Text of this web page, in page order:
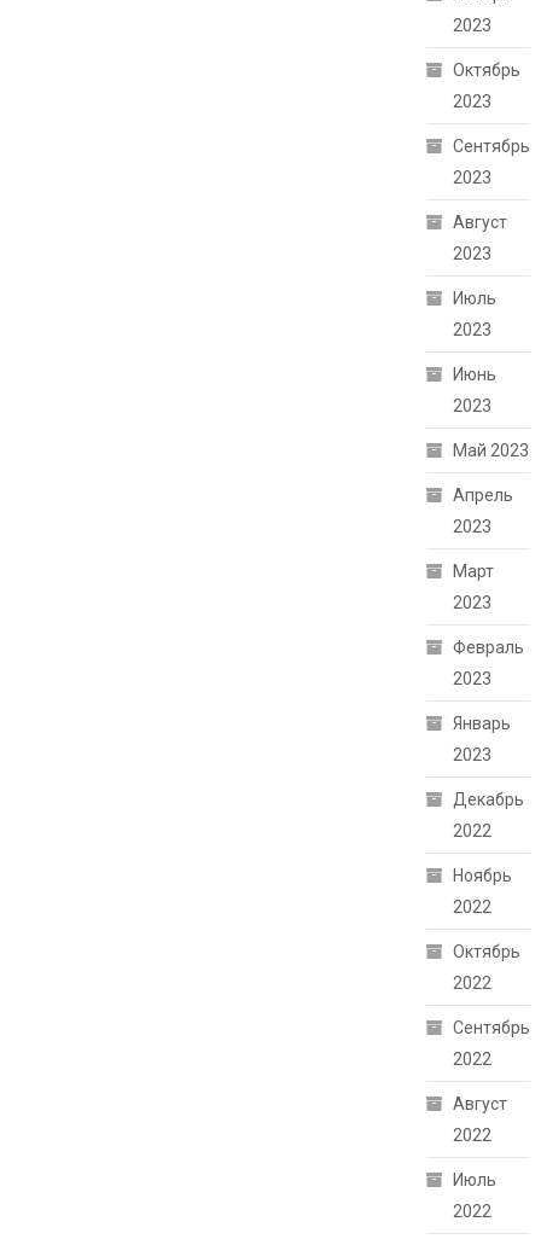
2023
Октябрь
2023
Сентябрь
2023
Август
2023
Июль
2023
Июнь
2023
Май 2023
Апрель
2023
Март
2023
Февраль
2023
Январь
2023
Декабрь
2022
Ноябрь
2022
Октябрь
2022
Сентябрь
2022
Август
2022
Июль
2022